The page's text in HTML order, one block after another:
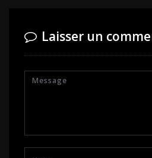
Laisser un